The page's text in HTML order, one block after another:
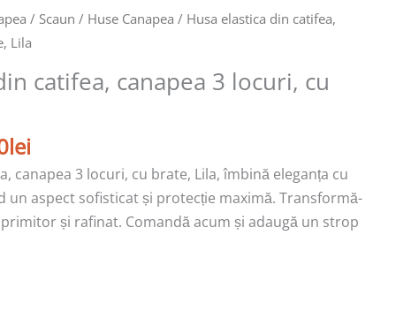
/ Scaun / Huse Canapea / Husa elastica din catifea,
Lila
catifea, canapea 3 locuri, cu
lei
Prețul
curent
este:
119,00lei.
canapea 3 locuri, cu brate, Lila, îmbină eleganța cu
un aspect sofisticat și protecție maximă. Transformă-
și rafinat. Comandă acum și adaugă un strop